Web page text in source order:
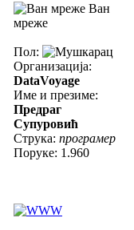
Ван
мреже
Пол:
Организација:
DataVoyage
Име и презиме:
Предраг
Супуровић
Струка: програмер
Поруке: 1.960